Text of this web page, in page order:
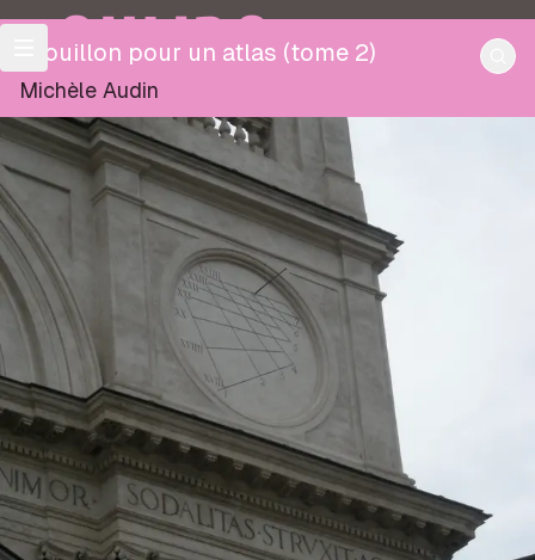
OULIPO
Brouillon pour un atlas (tome 2)
Michèle Audin